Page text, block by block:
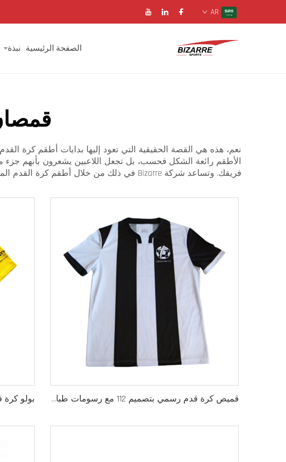
AR
الصفحة الرئيسية نبذة
نعم، هذه هي القصة الحقيقية التي تعود إليها بدايات أطقم كرة
الأطقم رائعة الشكل فحسب، بل تجعل اللاعبين يشعرون بأنهم
فريقك. وتساعد شركة Bizarre في ذلك من خلال أطقم كرة القدم المخصصة
قميص كرة قدم رسمي بتصميم 112 مع رسومات طباعة تسامية شاملة وقصة مخصصة، يتم تصنيعه حسب الطلب مع تسليم سريع